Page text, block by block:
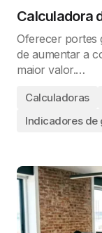
Calculadora
Oferecer portes
de aumentar a
maior valor.…
Calculadoras
Indicadores de